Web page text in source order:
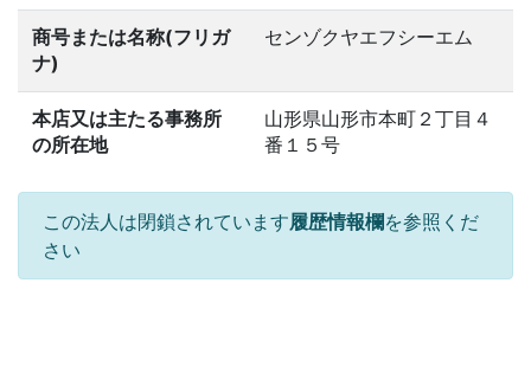
商号または名称(フリガ
ナ)
センゾクヤエフシーエム
本店又は主たる事務所
の所在地
山形県山形市本町２丁目４
番１５号
この法人は閉鎖されています履歴情報欄を参照くだ
さい